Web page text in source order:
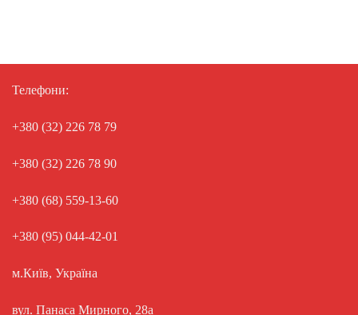
Телефони:
+380 (32) 226 78 79
+380 (32) 226 78 90
+380 (68) 559-13-60
+380 (95) 044-42-01
м.Київ, Україна
вул. Панаса Мирного, 28а